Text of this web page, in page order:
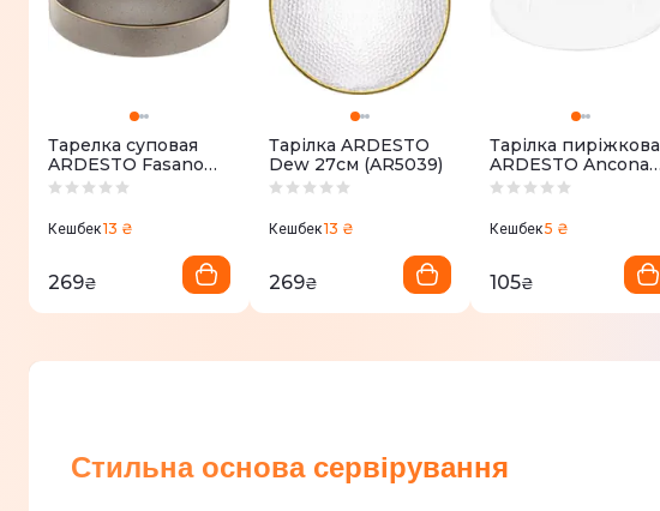
Тарелка суповая
ARDESTO Fasano
AR0420GB
Кешбек13 ₴
269₴
Тарілка ARDESTO
Dew 27см (AR5039)
Кешбек13 ₴
269₴
Тарілка пиріжкова
ARDESTO Ancona
(AR3552)
Кешбек5 ₴
105₴
Стильна основа сервірування